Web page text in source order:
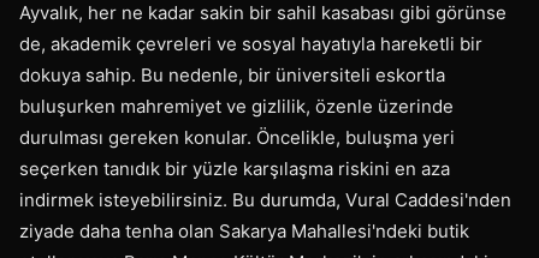
Ayvalık, her ne kadar sakin bir sahil kasabası gibi görünse
de, akademik çevreleri ve sosyal hayatıyla hareketli bir
dokuya sahip. Bu nedenle, bir üniversiteli eskortla
buluşurken mahremiyet ve gizlilik, özenle üzerinde
durulması gereken konular. Öncelikle, buluşma yeri
seçerken tanıdık bir yüzle karşılaşma riskini en aza
indirmek isteyebilirsiniz. Bu durumda, Vural Caddesi'nden
ziyade daha tenha olan Sakarya Mahallesi'ndeki butik